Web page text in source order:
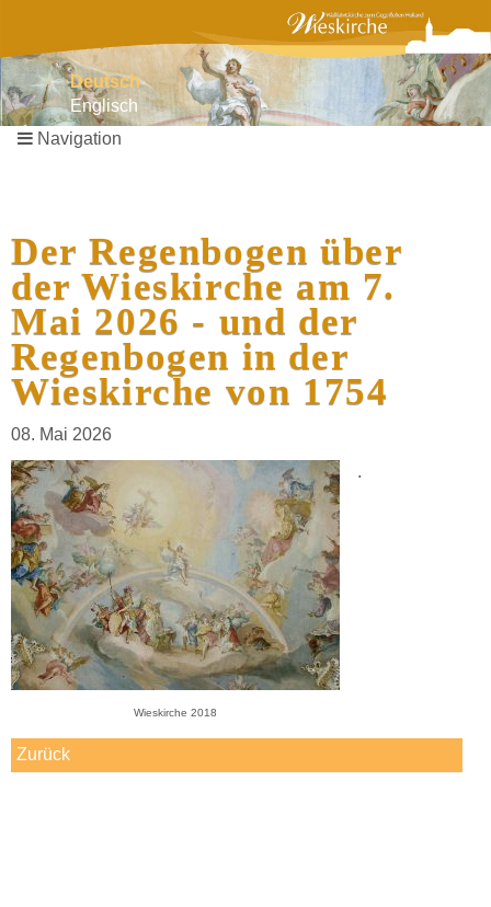
Deutsch
Englisch
Navigation
Navigation
Der Regenbogen über
der Wieskirche am 7.
Mai 2026 - und der
Regenbogen in der
Wieskirche von 1754
08. Mai 2026
Wieskirche 2018
.
Zurück